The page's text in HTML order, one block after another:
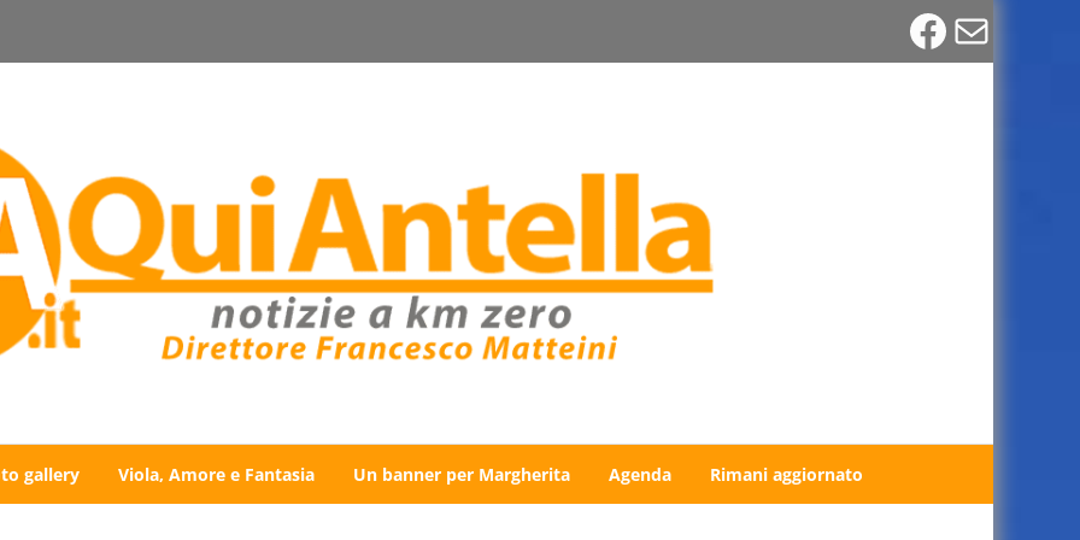
Email
gallery Viola, Amore e Fantasia Un banner per Margherita Agenda Rimani aggiornato